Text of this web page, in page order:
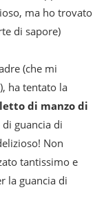
ma ho trovato
di sapore)
(che mi
ha tentato la
di manzo di
guancia di
Non
tantissimo e
la guancia di